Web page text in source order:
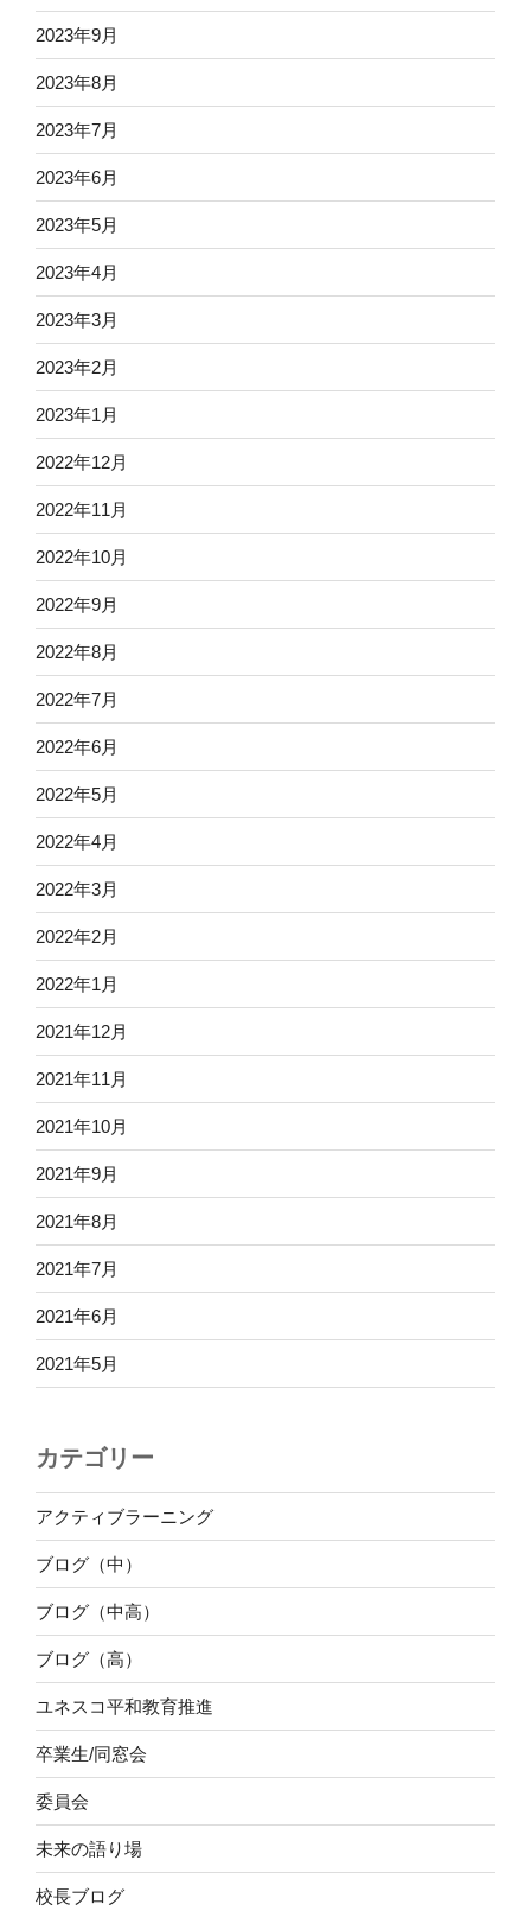
2023年9月
2023年8月
2023年7月
2023年6月
2023年5月
2023年4月
2023年3月
2023年2月
2023年1月
2022年12月
2022年11月
2022年10月
2022年9月
2022年8月
2022年7月
2022年6月
2022年5月
2022年4月
2022年3月
2022年2月
2022年1月
2021年12月
2021年11月
2021年10月
2021年9月
2021年8月
2021年7月
2021年6月
2021年5月
カテゴリー
アクティブラーニング
ブログ（中）
ブログ（中高）
ブログ（高）
ユネスコ平和教育推進
卒業生/同窓会
委員会
未来の語り場
校長ブログ